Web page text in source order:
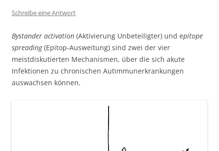
Schreibe eine Antwort
Bystander activation (Aktivierung Unbeteiligter) und epitope
spreading(Epitop-Ausweitung) sind zwei der vier
meistdiskutierten Mechanismen, über die sich akute
Infektionen zu chronischen Autimmunerkrankungen
auswachsen können.